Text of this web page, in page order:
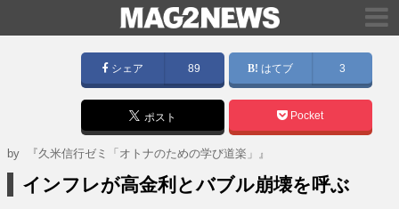
シェア 89 はてブ 3
ポスト Pocket
by 『久米信行ゼミ「オトナのための学び道楽」』
インフレが高金利とバブル崩壊を呼ぶ